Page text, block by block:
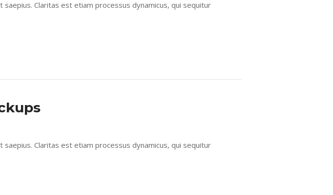
Claritas est etiam processus dynamicus, qui sequitur
Claritas est etiam processus dynamicus, qui sequitur